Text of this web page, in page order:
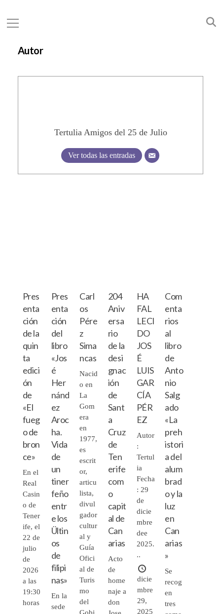
Autor
Tertulia Amigos del 25 de Julio
Ver todas las entradas
Pres
enta
ción
de la
quin
ta
edici
ón
de
«El
fueg
o de
bron
ce»
En el
Real
Casin
o de
Tener
ife, el
22 de
julio
de
2026
a las
19:30
horas
Pres
enta
ción
del
libro
«Jos
é
Her
nánd
ez
Aroc
ha.
Vida
de
un
tiner
feño
entr
e los
Ültin
os
de
filipi
nas»
En la
sede
Carl
os
Pére
z
Sima
ncas
Nacid
o en
La
Gom
era
en
1977,
es
escrit
or,
articu
lista,
divul
gador
cultur
al y
Guía
Ofici
al de
Turis
mo
del
Gobi
204
Aniv
ersa
rio
de la
desi
gnac
ión
de
Sant
a
Cruz
de
Ten
erife
com
o
capit
al de
Can
arias
Acto
de
home
naje a
don
HA
FAL
LECI
DO
JOS
É
LUIS
GAR
CÍA
PÉR
EZ
Autor
:
Tertul
ia
Fecha
: 29
de
dicie
mbre
dee
2025.
..
dicie
mbre
29,
2025
Com
enta
rios
al
libro
de
Anto
nio
Salg
ado
«La
preh
istori
a del
alum
brad
o y la
luz
en
Can
arias
»
Se
recog
en
tres